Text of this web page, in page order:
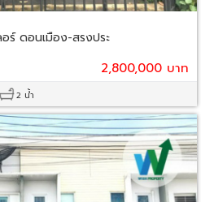
อร์ ดอนเมือง-สรงประ
2,800,000 บาท
2 น้ำ